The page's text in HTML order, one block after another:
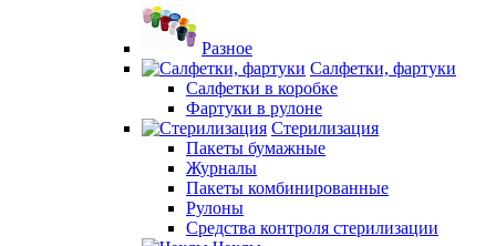
Разное
Салфетки, фартуки
Салфетки в коробке
Фартуки в рулоне
Стерилизация
Пакеты бумажные
Журналы
Пакеты комбинированные
Рулоны
Средства контроля стерилизации